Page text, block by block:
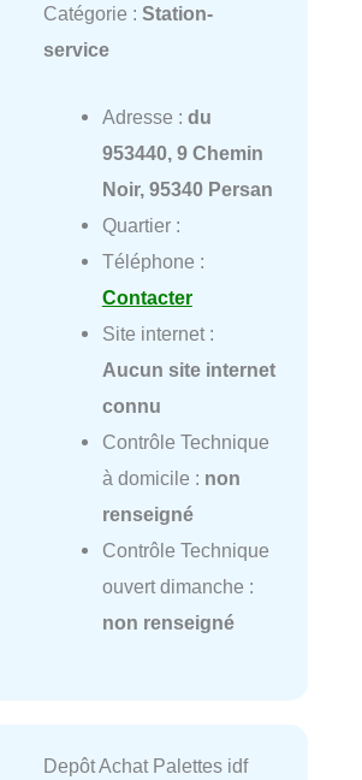
Catégorie : Station-
service
Adresse : du
953440, 9 Chemin
Noir, 95340 Persan
Quartier :
Téléphone :
Contacter
Site internet :
Aucun site internet
connu
Contrôle Technique
à domicile : non
renseigné
Contrôle Technique
ouvert dimanche :
non renseigné
Depôt Achat Palettes idf